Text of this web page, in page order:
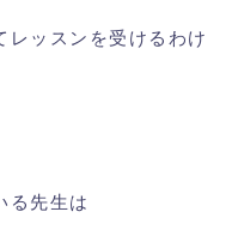
レッスンを受けるわけ
る先生は